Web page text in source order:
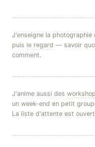
J'enseigne la photographie
puis le regard — savoir
comment.
J'anime aussi des
un week-end en petit
La liste d'attente est